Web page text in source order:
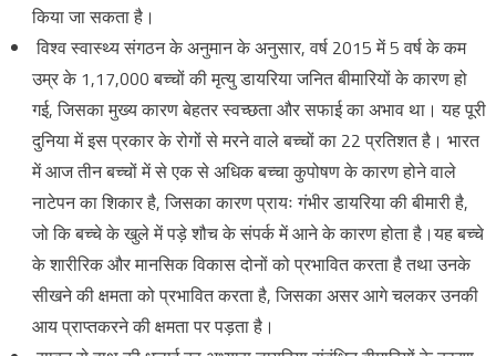
किया जा सकता है।
विश्व स्वास्थ्य संगठन के अनुमान के अनुसार, वर्ष 2015 में 5 वर्ष के कम
उम्र के 1,17,000 बच्चों की मृत्यु डायरिया जनित बीमारियों के कारण हो
गई, जिसका मुख्य कारण बेहतर स्वच्छता और सफाई का अभाव था। यह पूरी
दुनिया में इस प्रकार के रोगों से मरने वाले बच्चों का 22 प्रतिशत है। भारत
में आज तीन बच्चों में से एक से अधिक बच्चा कुपोषण के कारण होने वाले
नाटेपन का शिकार है, जिसका कारण प्रायः गंभीर डायरिया की बीमारी है,
जो कि बच्चे के खुले में पड़े शौच के संपर्क में आने के कारण होता है।यह बच्चे
के शारीरिक और मानसिक विकास दोनों को प्रभावित करता है तथा उनके
सीखने की क्षमता को प्रभावित करता है, जिसका असर आगे चलकर उनकी
आय प्राप्तकरने की क्षमता पर पड़ता है।